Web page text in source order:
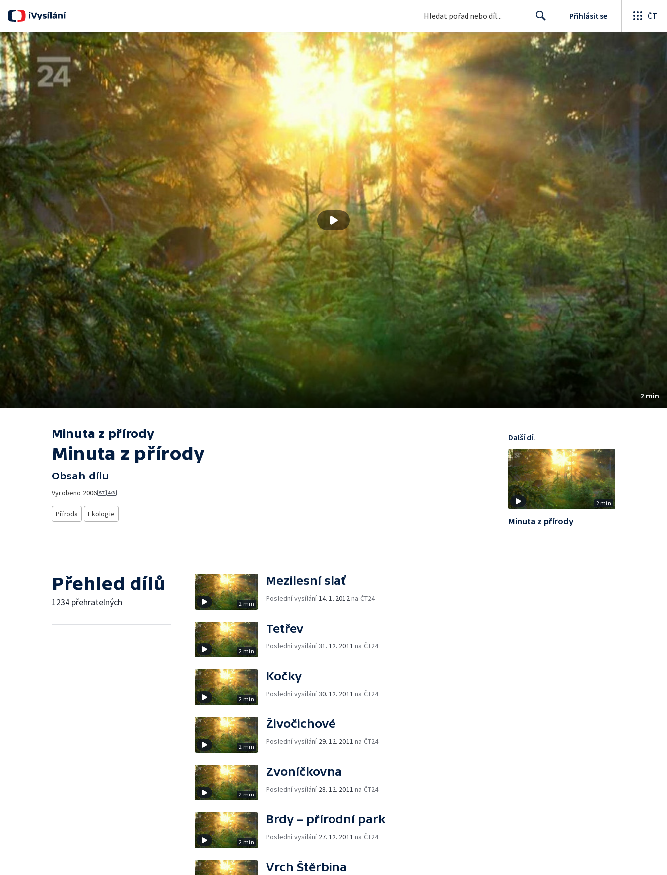
Search
Přihlásit se ČT
2 min
Minuta z přírody
Minuta z přírody
Obsah dílu
Vyrobeno 2006
Příroda Ekologie
2 min
Další díl
Minuta z přírody
Přehled dílů
1234 přehratelných 2 min
Mezilesní slať
Poslední vysílání 14. 1. 2012 na ČT24
2 min
Tetřev
Poslední vysílání31. 12. 2011 na ČT24
2 min
Kočky
Poslední vysílání30. 12. 2011 na ČT24
2 min
Živočichové
Poslední vysílání 29. 12. 2011 na ČT24
2 min
Zvoníčkovna
Poslední vysílání 28. 12. 2011 na ČT24
2 min
Brdy – přírodní park
Poslední vysílání 27. 12. 2011 na ČT24
Vrch Štěrbina